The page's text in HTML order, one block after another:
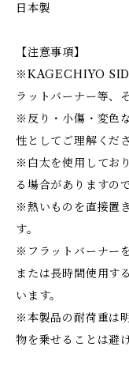
日本製
【注意事項】
※KAGECHIYO
ラットバーナー等、
※反り・小傷・変色
性としてご理解くださ
※白太を使用してお
る場合がありますの
※熱いものを直接置
す。
※フラットバーナー
または長時間使用す
います。
※本製品の耐荷重は
物を乗せることは避